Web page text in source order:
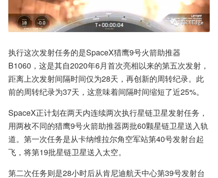
执行这次发射任务的是SpaceX猎鹰9号火箭助推器
B1060，这是其自2020年6月首次亮相以来的第五次发射，
距离上次发射间隔时间仅为28天，再创新的周转纪录。此
前的周转纪录为37天，这意味着间隔时间缩短了近25%。
SpaceX正计划在两天内连续两次执行星链卫星发射任务，
用两枚不同的猎鹰9号火箭助推器两批60颗星链卫星送入轨
道。第一次任务是从卡纳维拉尔角空军站第40号发射台起
飞，将第19批星链卫星送入太空。
第二次任务则是28小时后从肯尼迪航天中心第39号发射台